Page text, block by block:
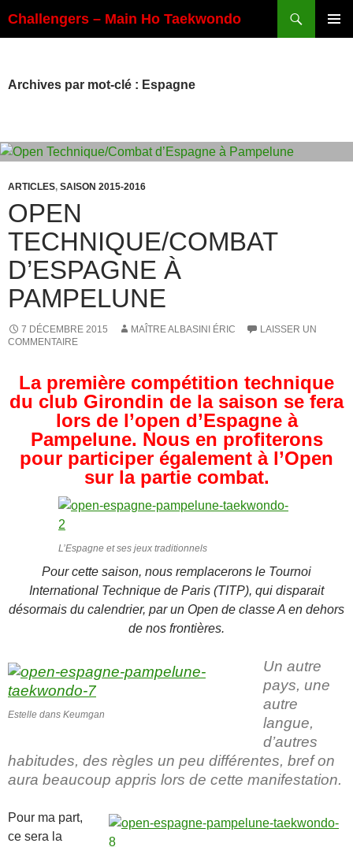
au
Challengers – Main Ho Taekwondo
Archives par mot-clé : Espagne
ARTICLES, SAISON 2015-2016
OPEN
TECHNIQUE/COMBAT
D’ESPAGNE À
PAMPELUNE
7 DÉCEMBRE 2015 MAÎTRE ALBASINI ÉRIC
LAISSER UN
COMMENTAIRE
La première compétition technique
du club Girondin de la saison se fera
lors de l’open d’Espagne à
Pampelune. Nous en profiterons
pour participer également à l’Open
sur la partie combat.
L’Espagne et ses jeux traditionnels
Pour cette saison, nous remplacerons le Tournoi
International Technique de Paris (TITP), qui disparait
désormais du calendrier, par un Open de classe A en dehors
de nos frontières.
Estelle dans Keumgan
Un autre
pays, une
autre
langue,
d’autres
habitudes, des règles un peu différentes, bref on
aura beaucoup appris lors de cette manifestation.
Pour ma part,
ce sera la